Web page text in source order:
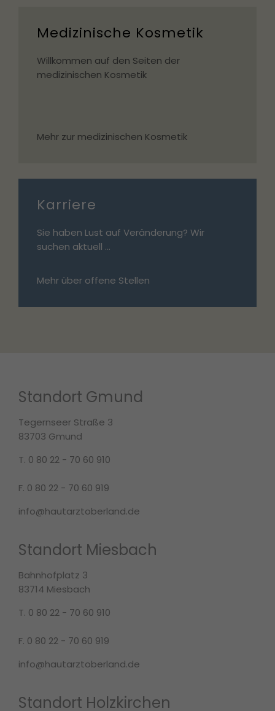
Medizinische Kosmetik
Willkommen auf den Seiten der
medizinischen Kosmetik
Mehr zur medizinischen Kosmetik
Karriere
Sie haben Lust auf Veränderung? Wir
suchen aktuell ...
Mehr über offene Stellen
Standort Gmund
Tegernseer Straße 3
83703 Gmund
T. 0 80 22 - 70 60 910
F. 0 80 22 - 70 60 919
info@hautarztoberland.de
Standort Miesbach
Bahnhofplatz 3
83714 Miesbach
T. 0 80 22 - 70 60 910
F. 0 80 22 - 70 60 919
info@hautarztoberland.de
Standort Holzkirchen